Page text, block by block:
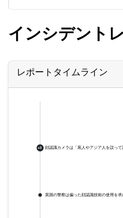
インシデント
レポートタイムライン
+3 顔認識カメラは「黒人やアジア人を誤って
英国の警察は偏った顔認識技術の使用を